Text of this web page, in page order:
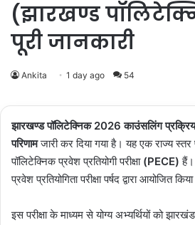
(झारखण्ड
पूरी जानकारी
Ankita 1 day ago 54
झारखण्ड पॉलिटेक्निक 2026 काउंसलिंग
परिणामजारी कर दिया गया है। यह एक राज्य
पॉलिटेक्निक प्रवेश प्रतियोगी परीक्षा (PECE) हैं।
प्रवेश प्रतियोगिता परीक्षा पर्षद द्वारा आयोजित
इस परीक्षा के माध्यम से योग्य अभ्यर्थियों को